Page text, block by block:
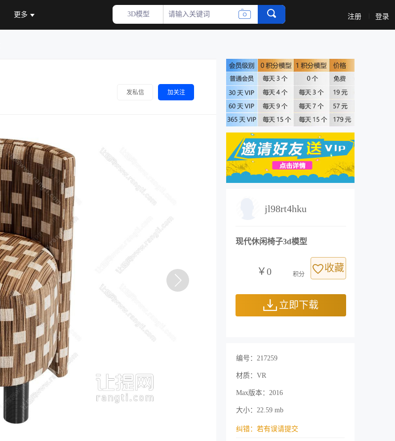
更多 3D模型 注册 登录
评论
发私信 加关注
jl98rt4hku
现代休闲椅子3d模型
￥0 积分
收藏
立即下载
编号：217259
材质：VR
Max版本：2016
大小：22.59 mb
纠错：若有误请提交